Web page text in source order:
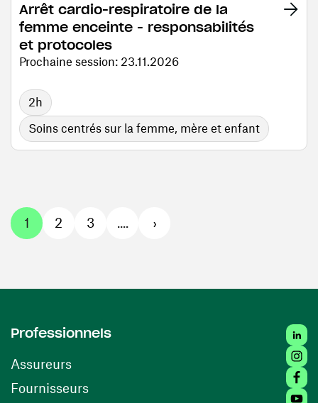
Arrêt cardio-respiratoire de la
femme enceinte - responsabilités
et protocoles
Prochaine session: 23.11.2026
2h
Soins centrés sur la femme, mère et enfant
1 2 3 .... ›
Professionnels
Assureurs
Fournisseurs(ouvre une nouvelle fenêtre)